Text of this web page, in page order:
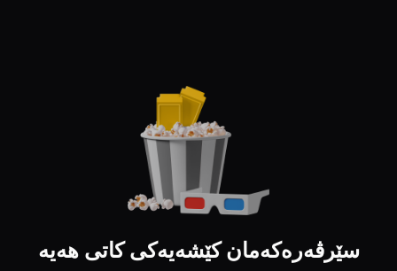
سێرڤەرەکەمان کێشەیەکی کاتی هەیە